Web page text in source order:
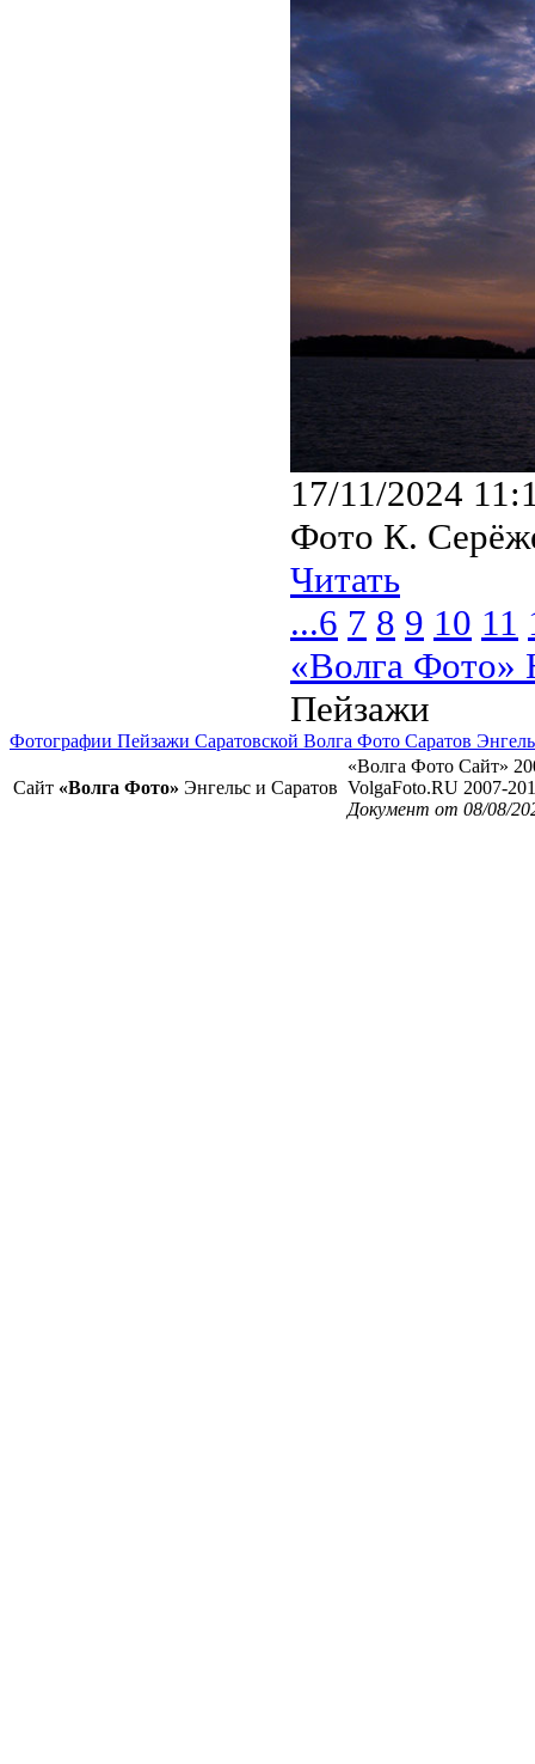
17/11/2024
Фото К.
Читать
...6 7 8 9 10 11
«Волга Фото»
Пейзажи
Фотографии Пейзажи Саратовской Волга Фото Саратов
Сайт «Волга Фото» Энгельс и Саратов
«Волга Фото Сайт»
VolgaFoto.RU 2007-
Документ от 08/08/